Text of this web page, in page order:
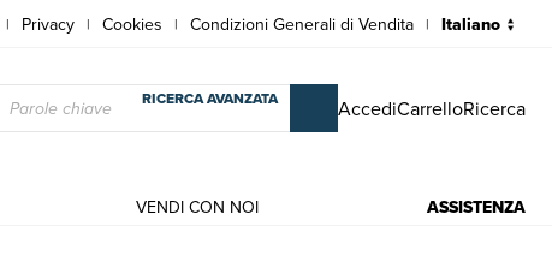
| Privacy | Cookies | Condizioni Generali di Vendita |
RICERCA AVANZATA AccediCarrelloRicerca
VENDI CON NOI ASSISTENZA